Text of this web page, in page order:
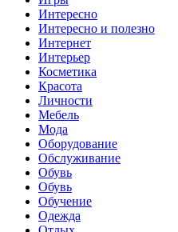
Интересно
Интересно и полезно
Интернет
Интерьер
Косметика
Красота
Личности
Мебель
Мода
Оборудование
Обслуживание
Обувь
Обувь
Обучение
Одежда